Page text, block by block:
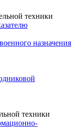
техники
назначения
техники